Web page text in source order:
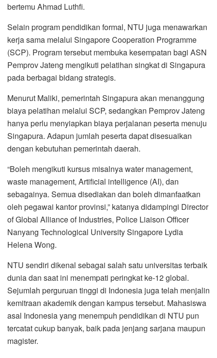
bertemu Ahmad Luthfi.
Selain program pendidikan formal, NTU juga menawarkan
kerja sama melalui Singapore Cooperation Programme
(SCP). Program tersebut membuka kesempatan bagi ASN
Pemprov Jateng mengikuti pelatihan singkat di Singapura
pada berbagai bidang strategis.
Menurut Maliki, pemerintah Singapura akan menanggung
biaya pelatihan melalui SCP, sedangkan Pemprov Jateng
hanya perlu menyiapkan biaya perjalanan peserta menuju
Singapura. Adapun jumlah peserta dapat disesuaikan
dengan kebutuhan pemerintah daerah.
“Boleh mengikuti kursus misalnya water management,
waste management, Artificial intelligence (AI), dan
sebagainya. Semua disediakan dan boleh dimanfaatkan
oleh pegawai kantor provinsi,” katanya didampingi Director
of Global Alliance of Industries, Police Liaison Officer
Nanyang Technological University Singapore Lydia
Helena Wong.
NTU sendiri dikenal sebagai salah satu universitas terbaik
dunia dan saat ini menempati peringkat ke-12 global.
Sejumlah perguruan tinggi di Indonesia juga telah menjalin
kemitraan akademik dengan kampus tersebut. Mahasiswa
asal Indonesia yang menempuh pendidikan di NTU pun
tercatat cukup banyak, baik pada jenjang sarjana maupun
magister.